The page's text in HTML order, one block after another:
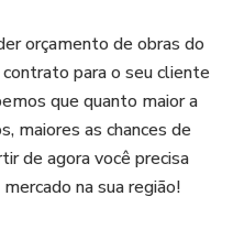
orçamento de obras do
para o seu cliente
que quanto maior a
maiores as chances de
de agora você precisa
na sua região!